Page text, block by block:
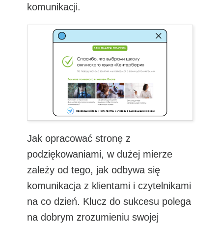
komunikacji.
Jak opracować stronę z
podziękowaniami, w dużej mierze
zależy od tego, jak odbywa się
komunikacja z klientami i czytelnikami
na co dzień. Klucz do sukcesu polega
na dobrym zrozumieniu swojej